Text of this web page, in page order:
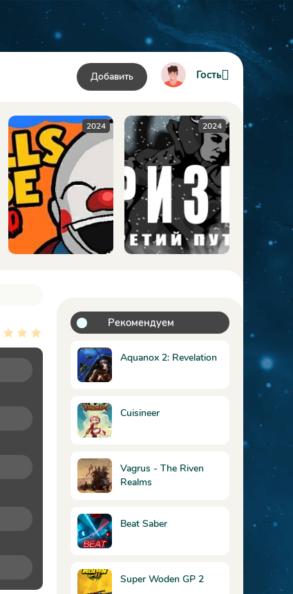
Добавить Гость
2024 2009
Рекомендуем
Aquanox 2: Revelation
Cuisineer
Vagrus - The Riven
Realms
Beat Saber
Super Woden GP 2